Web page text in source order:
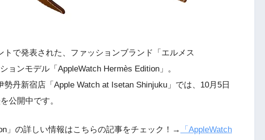
トで発表された、ファッションブランド「エルメス
ョンモデル「AppleWatch Hermès Edition」。
丹新宿店「Apple Watch at Isetan Shinjuku」では、10月5日
公開中です。
」の詳しい情報はこちらの記事をチェック！→
「AppleWatch